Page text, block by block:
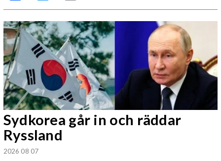
Sydkorea går in och räddar
Ryssland
2026 08 07